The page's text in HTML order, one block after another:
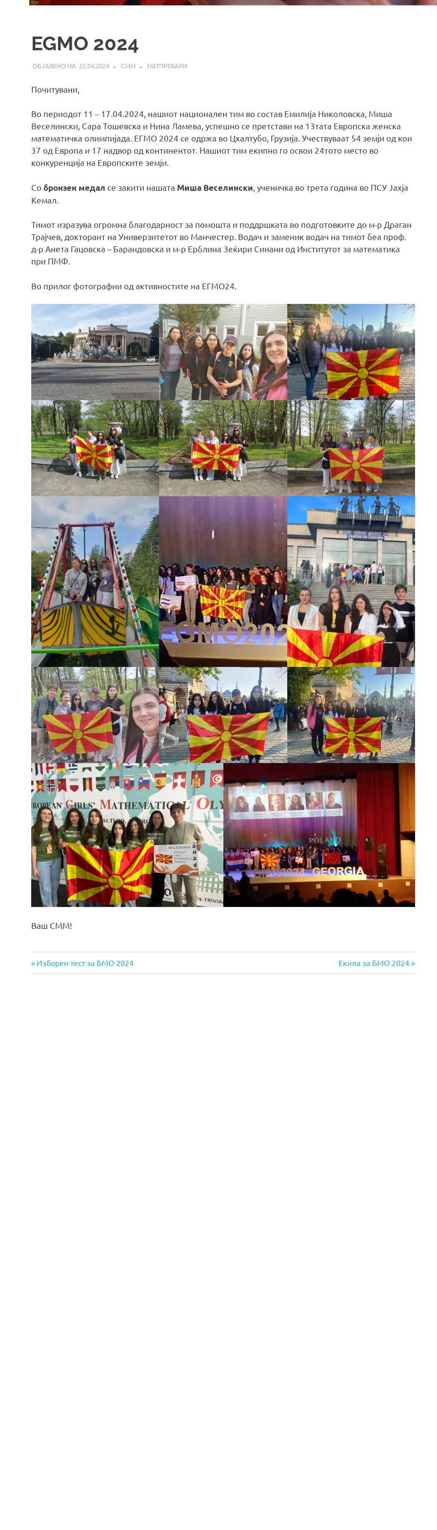
EGMO 2024
22.04.2024 СММ НАТПРЕВАРИ
Почитувани,
Во периодот 11 – 17.04.2024, нашиот национален тим во состав Емилија Николовска, Миша
Веселински, Сара Тошевска и Нина Ламева, успешно се претстави на 13тата Европска женска
математичка олимпијада. ЕГМО 2024 се одржа во Цхалтубо, Грузија. Учествуваат 54 земји од кои
37 од Европа и 17 надвор од континентот. Нашиот тим екипно го освои 24тото место во
конкуренција на Европските земји.
Собронзен медал се закити нашата Миша Веселински , ученичка во трета година во ПСУ Јахја
Кемал.
Тимот изразува огромна благодарност за помошта и поддршката во подготовките до м-р Драган
Трајчев, докторант на Универзитетот во Манчестер. Водач и заменик водач на тимот беа проф.
д-р Анета Гацовска – Барандовска и м-р Ерблина Зеќири Синани од Институтот за математика
при ПМФ.
Во прилог фотографии од активностите на ЕГМО24.
Ваш СММ!
Навигација
Previous
Post:
Изборен тест за БМО 2024
Next
Post:
Екипа за БMO 2024